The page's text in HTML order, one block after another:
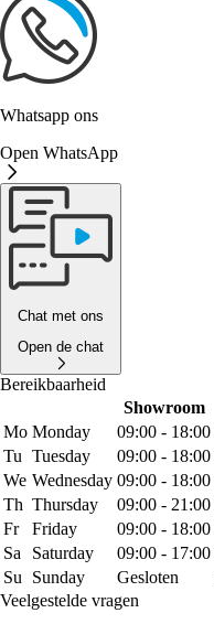
Whatsapp ons
Open WhatsApp
Chat met ons
Open de chat
Bereikbaarheid
Showroom
Mo Monday 09:00 - 18:00
Tu Tuesday 09:00 - 18:00
We Wednesday 09:00 - 18:00
Th Thursday 09:00 - 21:00
Fr
Friday 09:00 - 18:00
Sa
Saturday 09:00 - 17:00
Su
Sunday Gesloten
Veelgestelde vragen